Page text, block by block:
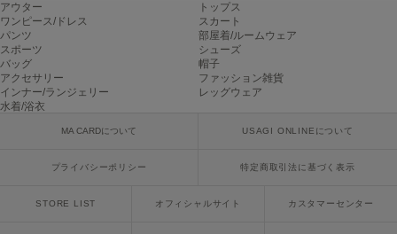
null.
ヌル
On
オン
オニツカ タイガー
ORGUE
アウター
トップス
ワンピース/ドレス
スカート
パンツ
部屋着/ルームウェア
スポーツ
シューズ
バッグ
帽子
アクセサリー
ファッション雑貨
インナー/ランジェリー
レッグウェア
水着/浴衣
MA CARDについて USAGI ONLINEについて
プライバシーポリシー 特定商取引法に基づく表示
STORE LIST オフィシャルサイト カスタマーセンター